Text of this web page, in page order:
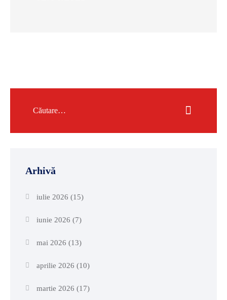
Arhivă
iulie 2026 (15)
iunie 2026 (7)
mai 2026 (13)
aprilie 2026 (10)
martie 2026 (17)